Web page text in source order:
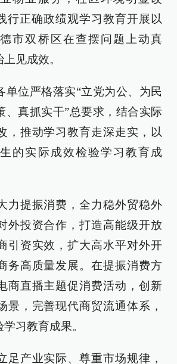
正确政绩观学习教育开展以
市双桥区在查摆问题上动真
见成效。
单位严格落实“立党为公、为民
、真抓实干”总要求，结合实际
，推动学习教育走深走实，以
的实际成效检验学习教育成
力提振消费，全力稳外贸稳外
外投资合作，打造高能级开放
引资实效，扩大高水平对外开
务高质量发展。在提振消费方
商直播主题促消费活动，创新
景，完善现代商贸流通体系，
习教育成果。
足产业实际、尊重市场规律，